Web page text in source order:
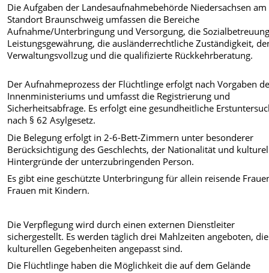
Die Aufgaben der Landesaufnahmebehörde Niedersachsen am
Standort Braunschweig umfassen die Bereiche
Aufnahme/Unterbringung und Versorgung, die
Leistungsgewährung, die ausländerrechtliche Zuständigkeit,
Verwaltungsvollzug und die qualifizierte Rückkehrberatung.
Der Aufnahmeprozess der Flüchtlinge erfolgt nach Vorgaben
Innenministeriums und umfasst die Registrierung und
Sicherheitsabfrage. Es erfolgt eine gesundheitliche
nach § 62 Asylgesetz.
Die Belegung erfolgt in 2-6-Bett-Zimmern unter besonderer
Berücksichtigung des Geschlechts, der Nationalität und
Hintergründe der unterzubringenden Person.
Es gibt eine geschützte Unterbringung für allein reisende
Frauen mit Kindern.
Die Verpflegung wird durch einen externen Dienstleiter
sichergestellt. Es werden täglich drei Mahlzeiten angeboten,
kulturellen Gegebenheiten angepasst sind.
Die Flüchtlinge haben die Möglichkeit die auf dem Gelände